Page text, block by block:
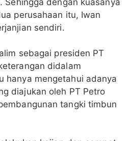
Sehingga dengan kuasanya
perusahaan itu, Iwan
sendiri.
sebagai presiden PT
didalam
hanya mengetahui adanya
diajukan oleh PT Petro
tangki timbun